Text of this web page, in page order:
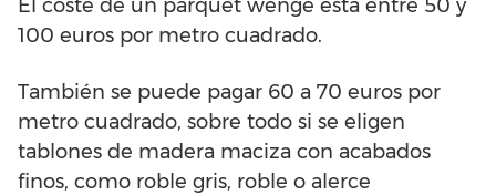
El coste de un parquet wengé está entre 50 y
100 euros por metro cuadrado.
También se puede pagar 60 a 70 euros por
metro cuadrado, sobre todo si se eligen
tablones de madera maciza con acabados
finos, como roble gris, roble o alerce